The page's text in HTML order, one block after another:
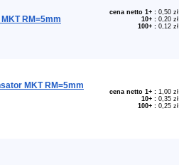
RM=5mm
cena netto 1+ : 0,50 zł
10+ : 0,20 zł
100+ : 0,12 zł
MKT RM=5mm
cena netto 1+ : 1,00 zł
10+ : 0,35 zł
100+ : 0,25 zł